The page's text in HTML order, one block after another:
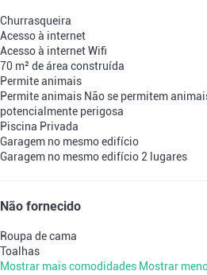
Churrasqueira
Acesso à internet
Acesso à internetWifi
70 m² de área construída
Permite animais
Permite animais Não se permitem
potencialmente perigosa
Piscina Privada
Garagem no mesmo edifício
Garagem no mesmo edifício 2 lugares
Não fornecido
Roupa de cama
Toalhas
Mostrar mais comodidades Mostrar